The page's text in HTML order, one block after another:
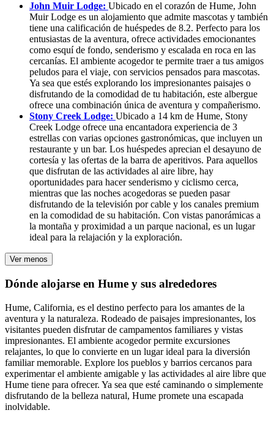
John Muir Lodge: Ubicado en el corazón de Hume, John
Muir Lodge es un alojamiento que admite mascotas y también
tiene una calificación de huéspedes de 8.2. Perfecto para los
entusiastas de la aventura, ofrece actividades emocionantes
como esquí de fondo, senderismo y escalada en roca en las
cercanías. El ambiente acogedor te permite traer a tus amigos
peludos para el viaje, con servicios pensados para mascotas.
Ya sea que estés explorando los impresionantes paisajes o
disfrutando de la comodidad de tu habitación, este albergue
ofrece una combinación única de aventura y compañerismo.
Stony Creek Lodge: Ubicado a 14 km de Hume, Stony
Creek Lodge ofrece una encantadora experiencia de 3
estrellas con varias opciones gastronómicas, que incluyen un
restaurante y un bar. Los huéspedes aprecian el desayuno de
cortesía y las ofertas de la barra de aperitivos. Para aquellos
que disfrutan de las actividades al aire libre, hay
oportunidades para hacer senderismo y ciclismo cerca,
mientras que las noches acogedoras se pueden pasar
disfrutando de la televisión por cable y los canales premium
en la comodidad de su habitación. Con vistas panorámicas a
la montaña y proximidad a un parque nacional, es un lugar
ideal para la relajación y la exploración.
Ver menos
Dónde alojarse en Hume y sus alrededores
Hume, California, es el destino perfecto para los amantes de la
aventura y la naturaleza. Rodeado de paisajes impresionantes, los
visitantes pueden disfrutar de campamentos familiares y vistas
impresionantes. El ambiente acogedor permite excursiones
relajantes, lo que lo convierte en un lugar ideal para la diversión
familiar memorable. Explore los pueblos y barrios cercanos para
experimentar el ambiente amigable y las actividades al aire libre que
Hume tiene para ofrecer. Ya sea que esté caminando o simplemente
disfrutando de la belleza natural, Hume promete una escapada
inolvidable.